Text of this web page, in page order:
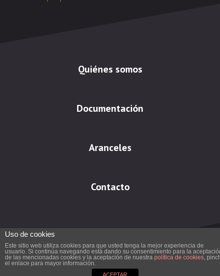
Quiénes somos
Documentación
Aranceles
Contacto
Política de cookies
Uso de cookies
Este sitio web utiliza cookies para que usted tenga la mejor experiencia de
usuario. Si continúa navegando está dando su consentimiento para la
de las mencionadas cookies y la aceptación de nuestra política de cookies,
el enlace para mayor información.
ACEPTAR